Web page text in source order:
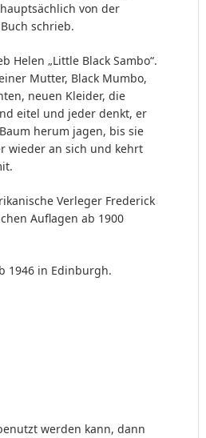
von der
schrieb.
„Little Black Sambo“.
Mutter, Black Mumbo,
neuen Kleider, die
eitel und jeder denkt, er
herum jagen, bis sie
wieder an sich und kehrt
Verleger Frederick
Auflagen ab 1900
1946 in Edinburgh.
werden kann, dann